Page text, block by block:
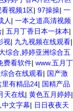
视频1区| 97操操| 一
人 | 一本之道高清视频
| 五月丁香日本一抹本|
视| 九九视频在线观看|
综合,婷婷亚洲综合五
费看软件| www.五月丁
合在线观看| 国产激
里有精品24| 国精产品
天在线| 黄色五月婷婷|
中文字幕| 日日夜夜天